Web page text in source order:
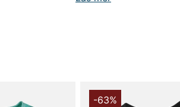
-63%